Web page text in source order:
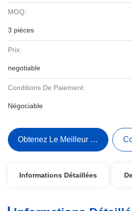
MOQ:
3 pièces
Prix:
negotiable
Conditions De Paiement:
Négociable
Obtenez Le Meilleur Prix
Informations Détaillées